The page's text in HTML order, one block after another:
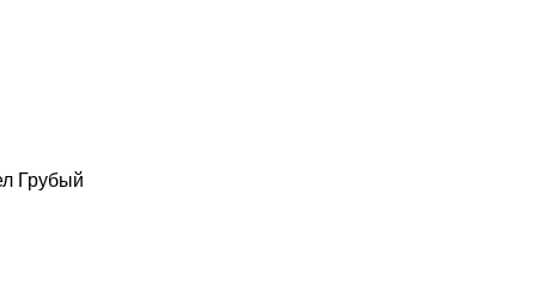
Грубый